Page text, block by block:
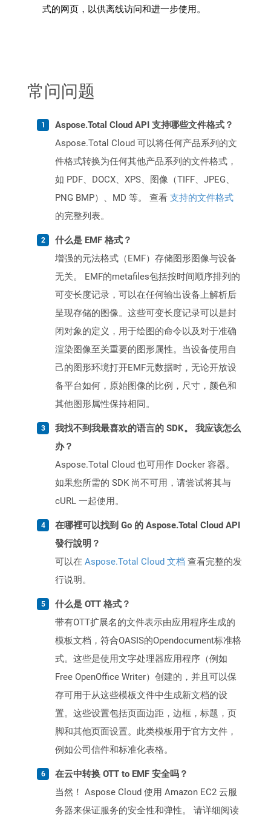
式的网页，以供离线访问和进一步使用。
常问问题
Aspose.Total Cloud API 支持哪些文件格式？
Aspose.Total Cloud 可以将任何产品系列的文
件格式转换为任何其他产品系列的文件格式，
如 PDF、DOCX、XPS、图像（TIFF、JPEG、
PNG BMP）、MD 等。 查看 支持的文件格式
的完整列表。
什么是 EMF 格式？
增强的元法格式（EMF）存储图形图像与设备
无关。 EMF的metafiles包括按时间顺序排列的
可变长度记录，可以在任何输出设备上解析后
呈现存储的图像。这些可变长度记录可以是封
闭对象的定义，用于绘图的命令以及对于准确
渲染图像至关重要的图形属性。当设备使用自
己的图形环境打开EMF元数据时，无论开放设
备平台如何，原始图像的比例，尺寸，颜色和
其他图形属性保持相同。
我找不到我最喜欢的语言的 SDK。 我应该怎么
办？
Aspose.Total Cloud 也可用作 Docker 容器。
如果您所需的 SDK 尚不可用，请尝试将其与
cURL 一起使用。
在哪裡可以找到 Go 的 Aspose.Total Cloud API
發行說明？
可以在 Aspose.Total Cloud 文档 查看完整的发
行说明。
什么是 OTT 格式？
带有OTT扩展名的文件表示由应用程序生成的
模板文档，符合OASIS的Opendocument标准格
式。这些是使用文字处理器应用程序（例如
Free OpenOffice Writer）创建的，并且可以保
存可用于从这些模板文件中生成新文档的设
置。这些设置包括页面边距，边框，标题，页
脚和其他页面设置。此类模板用于官方文件，
例如公司信件和标准化表格。
在云中转换 OTT to EMF 安全吗？
当然！ Aspose Cloud 使用 Amazon EC2 云服
务器来保证服务的安全性和弹性。 请详细阅读